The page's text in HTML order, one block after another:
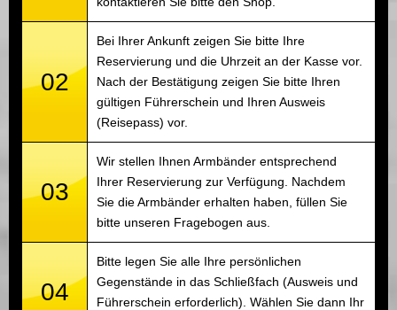
02
Bei Ihrer Ankunft zeigen Sie bitte Ihre
Reservierung und die Uhrzeit an der Kasse vor.
Nach der Bestätigung zeigen Sie bitte Ihren
gültigen Führerschein und Ihren Ausweis
(Reisepass) vor.
03
Wir stellen Ihnen Armbänder entsprechend
Ihrer Reservierung zur Verfügung. Nachdem
Sie die Armbänder erhalten haben, füllen Sie
bitte unseren Fragebogen aus.
04
Bitte legen Sie alle Ihre persönlichen
Gegenstände in das Schließfach (Ausweis und
Führerschein erforderlich). Wählen Sie dann Ihr